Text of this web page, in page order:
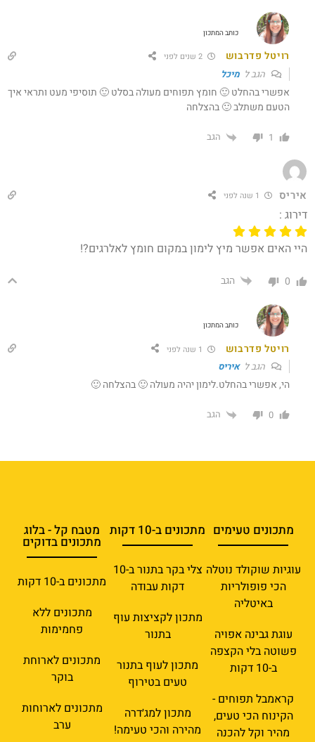
כותב המתכון
רויטל פדרבוש 2 שנים לפני
הגב ל מיכל
אפשרי בהחלט 🙂 חומץ תפוחים מעולה בסלט 🙂 תוסיפי מעט ותראי איך
הטעם משתלב 🙂 בהצלחה
1 הגב
איריס
דירוג :
היי האים אפשר מיץ לימון במקום חומץ לאלרגים?!
0 הגב
כותב המתכון
רויטל פדרבוש
הגב לאיריס
הי, אפשרי בהחלט.לימון יהיה מעולה 🙂 בהצלחה 🙂
0 הגב
מתכונים טעימים
עוגיות שוקולד נוטלה
הכי פופולריות
באיטליה
עוגת גבינה אפויה
פשוטה בלי הקצפה
ב-10 דקות
קראמבל תפוחים -
הקינוח הכי טעים,
מהיר וקל להכנה
מתכונים ב-10 דקות
צלי בקר בתנור ב-10
דקות עבודה
מתכון לקציצות עוף
בתנור
מתכון לעוף בתנור
טעים בטירוף
מתכון למג׳דרה
מהירה והכי טעימה!
מטבח קל - בלוג
מתכונים בדוקים
מתכונים ב-10 דקות
מתכונים ללא
פחמימות
מתכונים לארוחת
בוקר
מתכונים לארוחות
ערב